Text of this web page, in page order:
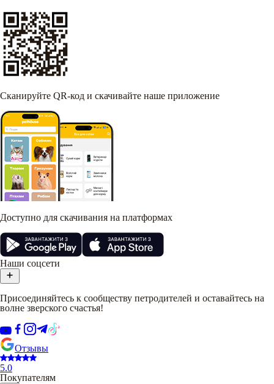
Сканируйте QR-код и скачивайте наше приложение
Доступно для скачивания на платформах
Наши соцсети
Присоединяйтесь к сообществу петродителей и оставайтесь на
волне зверского счастья!
Отзывы
5.0
Покупателям